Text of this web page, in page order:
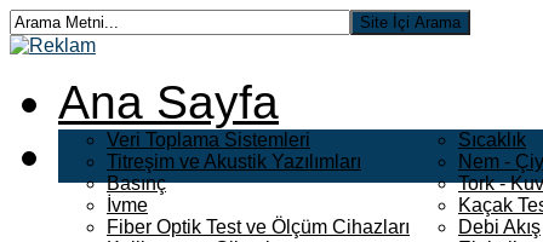
Ana Sayfa
Veri Toplama Sistemleri
Titreşim ve Akustik Yazılımları
Basınç
İvme
Fiber Optik Test ve Ölçüm Cihazları
Sıcaklık
Nem -
Tork -
Kaçak
Debi Akış